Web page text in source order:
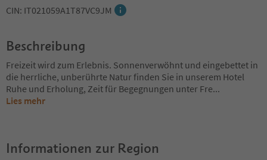
CIN: IT021059A1T87VC9JM
Beschreibung
Freizeit wird zum Erlebnis. Sonnenverwöhnt und eingebettet in
die herrliche, unberührte Natur finden Sie in unserem Hotel
Ruhe und Erholung, Zeit für Begegnungen unter Fre...
Lies mehr
Informationen zur Region